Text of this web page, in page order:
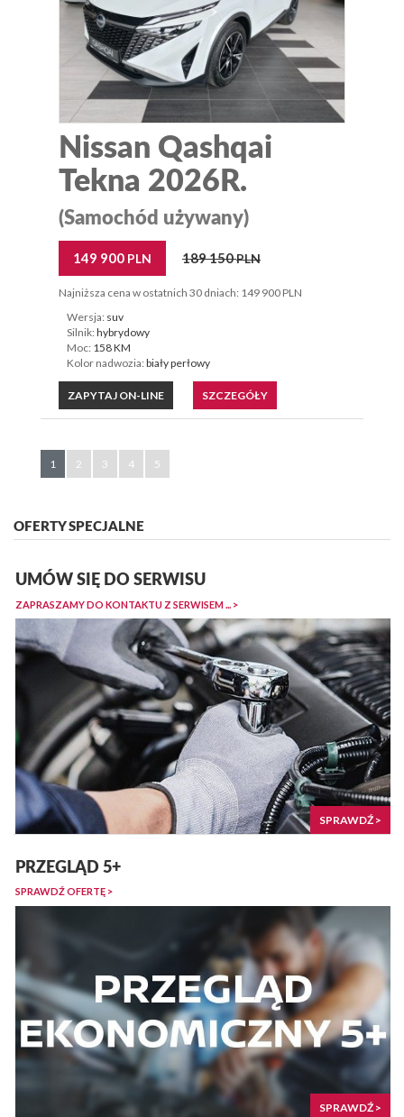
Nissan Qashqai
Tekna 2026R.
(Samochód używany)
149 900 PLN 189 150PLN
Najniższa cena w ostatnich 30 dniach: 149 900 PLN
Wersja: suv
Silnik: hybrydowy
Moc: 158 KM
Kolor nadwozia: biały perłowy
ZAPYTAJ ON-LINE SZCZEGÓŁY
1 2 3 4 5
OFERTY SPECJALNE
UMÓW SIĘ DO SERWISU
ZAPRASZAMY DO KONTAKTU Z SERWISEM ... >
SPRAWDŹ >
PRZEGLĄD 5+
SPRAWDŹ OFERTĘ >
SPRAWDŹ >